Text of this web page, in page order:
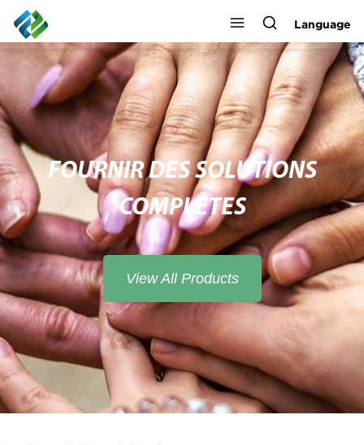
Language
FOURNIR DES SOLUTIONS
COMPLÈTES
View All Products